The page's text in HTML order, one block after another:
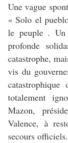
Une vague
« Solo el
le peuple . Un
profonde
catastrophe,
vis du
totalement
Mazon,
Valence, à
secours officiels.